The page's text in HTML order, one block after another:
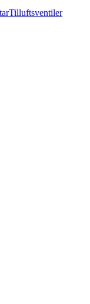
Tilluftsventiler